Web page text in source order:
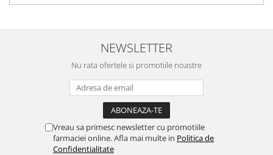
NEWSLETTER
Nu rata ofertele si promotiile noastre
Vreau sa primesc newsletter cu promotiile
farmaciei online. Afla mai multe in Politica de
Confidentialitate